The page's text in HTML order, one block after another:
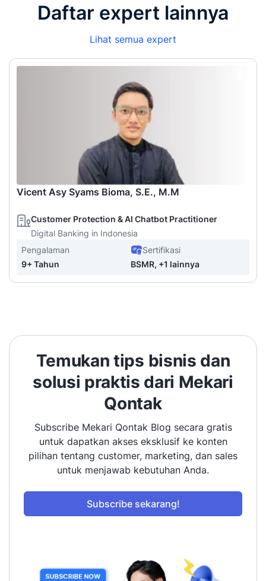
Daftar expert lainnya
Lihat semua expert
Vicent Asy Syams Bioma, S.E., M.M
Customer Protection & AI Chatbot Practitioner
Digital Banking in Indonesia
Pengalaman
9+ Tahun
Sertifikasi
BSMR, +1 lainnya
Temukan tips bisnis dan
solusi praktis dari Mekari
Qontak
Subscribe Mekari Qontak Blog secara gratis
untuk dapatkan akses eksklusif ke konten
pilihan tentang customer, marketing, dan sales
untuk menjawab kebutuhan Anda.
Subscribe sekarang!